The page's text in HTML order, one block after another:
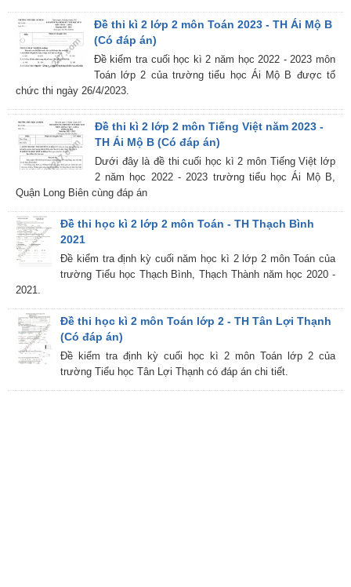
Đề thi kì 2 lớp 2 môn Toán 2023 - TH Ái Mộ B
(Có đáp án)
Đề kiểm tra cuối học kì 2 năm học 2022 - 2023 môn
Toán lớp 2 của trường tiểu học Ái Mộ B được tổ
chức thi ngày 26/4/2023.
Đề thi kì 2 lớp 2 môn Tiếng Việt năm 2023 -
TH Ái Mộ B (Có đáp án)
Dưới đây là đề thi cuối học kì 2 môn Tiếng Việt lớp
2 năm học 2022 - 2023 trường tiểu học Ái Mộ B,
Quận Long Biên cùng đáp án
Đề thi học kì 2 lớp 2 môn Toán - TH Thạch Bình
2021
Đề kiểm tra định kỳ cuối năm học kì 2 lớp 2 môn Toán của
trường Tiểu học Thạch Bình, Thạch Thành năm học 2020 -
2021.
Đề thi học kì 2 môn Toán lớp 2 - TH Tân Lợi Thạnh
(Có đáp án)
Đề kiểm tra định kỳ cuối học kì 2 môn Toán lớp 2 của
trường Tiểu học Tân Lợi Thạnh có đáp án chi tiết.